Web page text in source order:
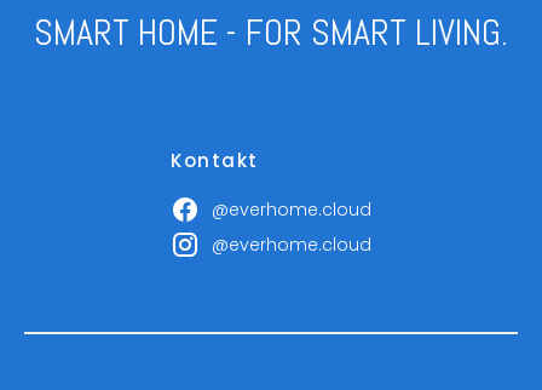
SMART HOME - FOR SMART LIVING.
Kontakt
@everhome.cloud
@everhome.cloud